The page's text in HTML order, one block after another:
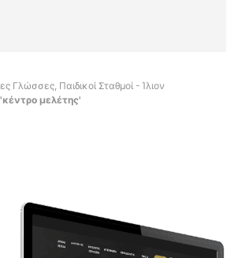
Γλώσσες, Παιδικοί Σταθμοί - Ίλιον
μελέτης'